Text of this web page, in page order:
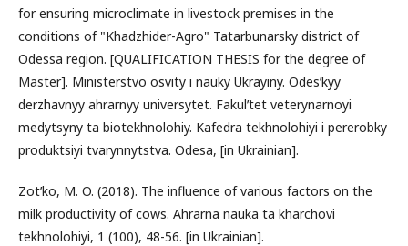
for ensuring microclimate in livestock premises in the
conditions of "Khadzhider-Agro" Tatarbunarsky district of
Odessa region. [QUALIFICATION THESIS for the degree of
Master]. Ministerstvo osvity i nauky Ukrayiny. Odesʹkyy
derzhavnyy ahrarnyy universytet. Fakulʹtet veterynarnoyi
medytsyny ta biotekhnolohiy. Kafedra tekhnolohiyi i pererobky
produktsiyi tvarynnytstva. Odesa, [in Ukrainian].
Zotʹko, M. O. (2018). The influence of various factors on the
milk productivity of cows. Ahrarna nauka ta kharchovi
tekhnolohiyi, 1 (100), 48-56. [in Ukrainian].